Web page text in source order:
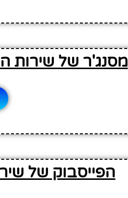
מסנג'ר של שירות
הפייסבוק של